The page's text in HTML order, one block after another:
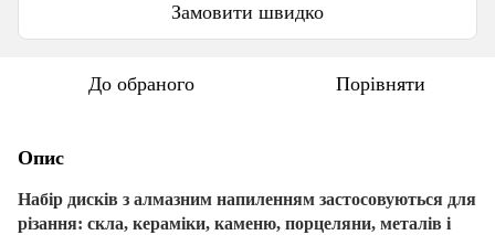
Замовити швидко
До обраного Порівняти
Опис
Набір дисків з алмазним напиленням застосовуються для
різання: скла, кераміки, каменю, порцеляни, металів і